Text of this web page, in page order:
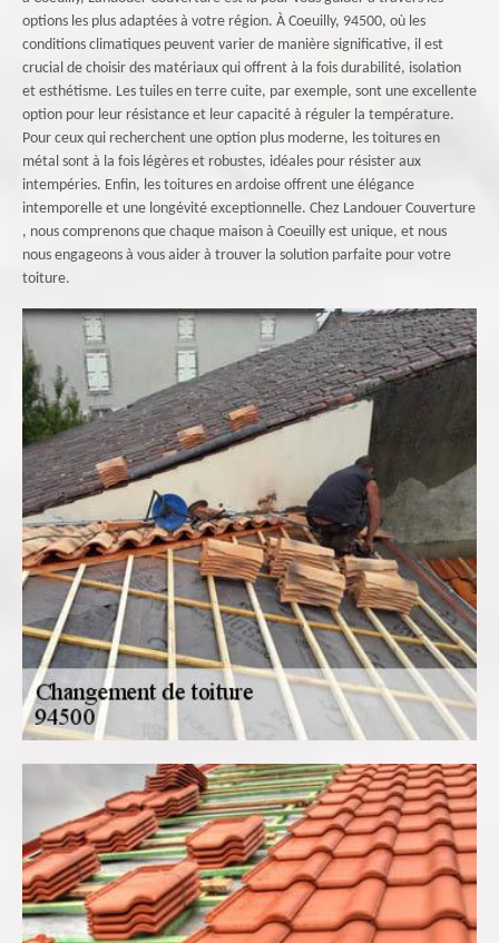
options les plus adaptées à votre région. À Coeuilly, 94500, où les
conditions climatiques peuvent varier de manière significative, il est
crucial de choisir des matériaux qui offrent à la fois durabilité, isolation
et esthétisme. Les tuiles en terre cuite, par exemple, sont une excellente
option pour leur résistance et leur capacité à réguler la température.
Pour ceux qui recherchent une option plus moderne, les toitures en
métal sont à la fois légères et robustes, idéales pour résister aux
intempéries. Enfin, les toitures en ardoise offrent une élégance
intemporelle et une longévité exceptionnelle. Chez Landouer Couverture
, nous comprenons que chaque maison à Coeuilly est unique, et nous
nous engageons à vous aider à trouver la solution parfaite pour votre
toiture.